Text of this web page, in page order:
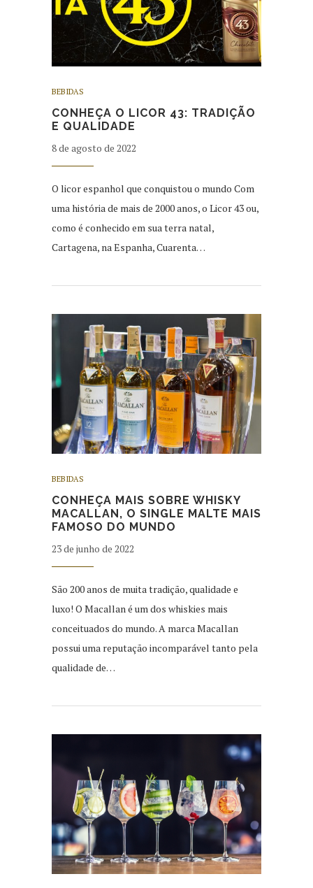
BEBIDAS
CONHEÇA O LICOR 43: TRADIÇÃO
E QUALIDADE
8 de agosto de 2022
O licor espanhol que conquistou o mundo Com
uma história de mais de 2000 anos, o Licor 43 ou,
como é conhecido em sua terra natal,
Cartagena, na Espanha, Cuarenta…
BEBIDAS
CONHEÇA MAIS SOBRE WHISKY
MACALLAN, O SINGLE MALTE MAIS
FAMOSO DO MUNDO
23 de junho de 2022
São 200 anos de muita tradição, qualidade e
luxo! O Macallan é um dos whiskies mais
conceituados do mundo. A marca Macallan
possui uma reputação incomparável tanto pela
qualidade de…